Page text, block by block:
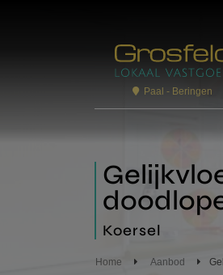
Paal - Beringen
Koersel
Home Aanbod